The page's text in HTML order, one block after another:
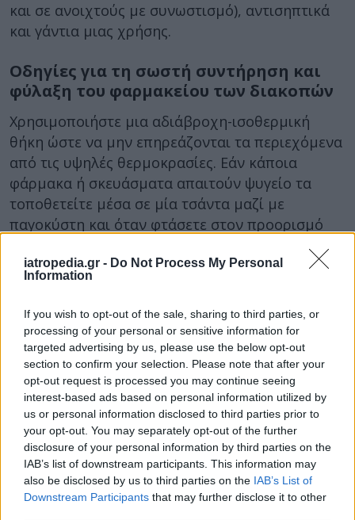
iatropedia.gr - Do Not Process My Personal
Information
If you wish to opt-out of the sale, sharing to third parties, or
processing of your personal or sensitive information for
targeted advertising by us, please use the below opt-out
section to confirm your selection. Please note that after your
opt-out request is processed you may continue seeing
interest-based ads based on personal information utilized by
us or personal information disclosed to third parties prior to
your opt-out. You may separately opt-out of the further
disclosure of your personal information by third parties on the
IAB’s list of downstream participants. This information may
also be disclosed by us to third parties on the IAB’s List of
Downstream Participants that may further disclose it to other
και σε ανοιχτούς με συνωστισμό), αντισηπτικά
και γάντια μιας χρήσης.
Οδηγίες για τη σωστή συντήρηση και
φύλαξη του φαρμακείου των διακοπών
Χρησιμοποιήστε μια αδιάβροχη-ισοθερμική
θήκη ώστε να μην επηρεάζονται τα περιεχόμενα
από τις υψηλές θερμοκρασίες. Εάν κάποια
φάρμακα ή σκευάσματα απαιτούν ψυγείο τα
τοποθετείτε μέσα σε μία τσάντα μαζί με
παγοκύστη και όταν φτάσετε στον προορισμό
σας τα βάζετε στο ψυγείο ή σε δροσερό μέρος
μαζί με τις παγοκύστες (όπου δεν υπάρχει πολύ
υγρασία πχ. το μπάνιο δεν είναι η καλύτερη
επιλογή)
Γενικά ιδανικές συνθήκες για όλα τα φάρμακα
είναι μέχρι 25 βαθμούς Κελσίου, και δεν πρέπει
να εκτίθενται σε ήλιο ή ζέστη και ειδικά εντός
του αυτοκινήτου ή σε τσάντες στην παραλία. Να
μην ξεχνάμε ότι όταν υπάρχουν μικρά παιδία
πρέπει να τους αποκλείετε την πρόσβαση στο
φαρμακείο των διακοπών.
Χρήσιμα τηλέφωνα